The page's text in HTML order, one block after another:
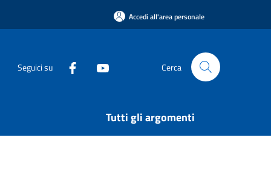
Accedi all'area personale
Seguici su Cerca
Tutti gli argomenti